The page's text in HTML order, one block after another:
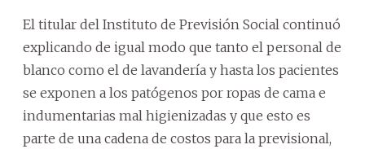
El titular del Instituto de Previsión Social continuó
explicando de igual modo que tanto el personal de
blanco como el de lavandería y hasta los pacientes
se exponen a los patógenos por ropas de cama e
indumentarias mal higienizadas y que esto es
parte de una cadena de costos para la previsional,